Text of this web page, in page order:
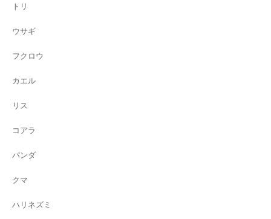
トリ
ウサギ
フクロウ
カエル
リス
コアラ
パンダ
クマ
ハリネズミ